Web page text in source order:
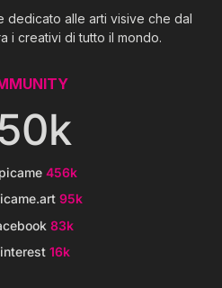
dedicato alle arti visive che dal
i creativi di tutto il mondo.
456k
95k
83k
16k